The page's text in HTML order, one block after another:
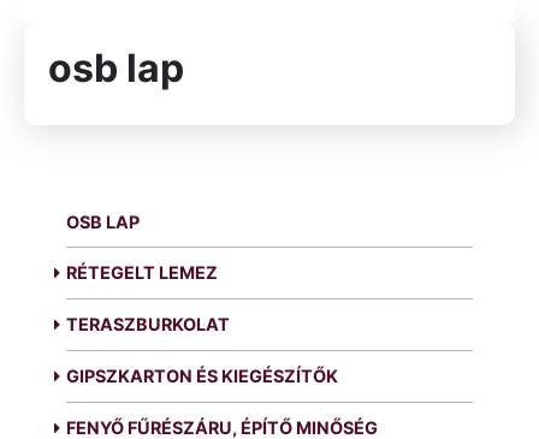
OSB LAP
RÉTEGELT LEMEZ
TERASZBURKOLAT
GIPSZKARTON ÉS KIEGÉSZÍTŐK
FENYŐ FŰRÉSZÁRU, ÉPÍTŐ MINŐSÉG
osb lap